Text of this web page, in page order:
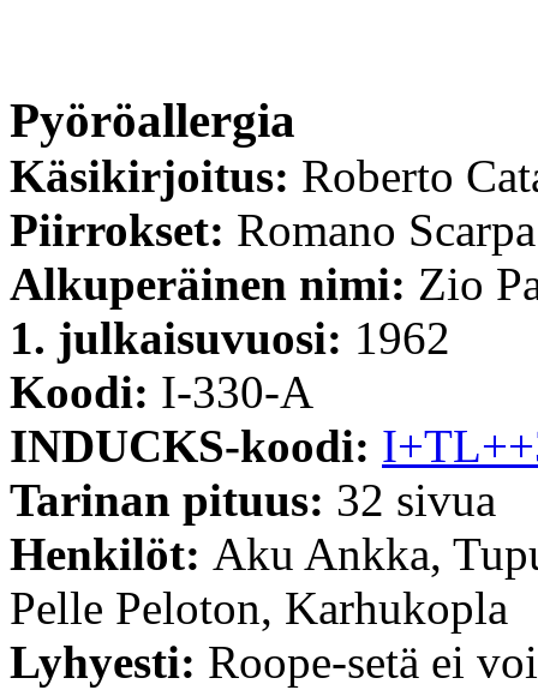
Pyöröallergia
Käsikirjoitus: Roberto
Piirrokset: Romano Scarpa
Alkuperäinen nimi: Zio
1. julkaisuvuosi: 1962
Koodi: I-330-A
INDUCKS-koodi:
Tarinan pituus: 32 sivua
Henkilöt: Aku Ankka,
Pelle Peloton, Karhukopla
Lyhyesti: Roope-setä ei